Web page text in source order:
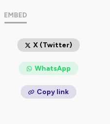
ausha.co/politique-de-
EMBED
X (Twitter)
WhatsApp
Copy link